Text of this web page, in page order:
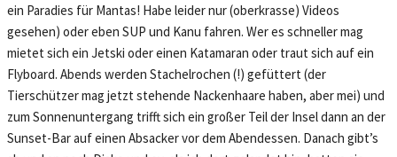
ein Paradies für Mantas! Habe leider nur (oberkrasse) Videos
gesehen) oder eben SUP und Kanu fahren. Wer es schneller mag
mietet sich ein Jetski oder einen Katamaran oder traut sich auf ein
Flyboard. Abends werden Stachelrochen (!) gefüttert (der
Tierschützer mag jetzt stehende Nackenhaare haben, aber mei) und
zum Sonnenuntergang trifft sich ein großer Teil der Insel dann an der
Sunset-Bar auf einen Absacker vor dem Abendessen. Danach gibt’s